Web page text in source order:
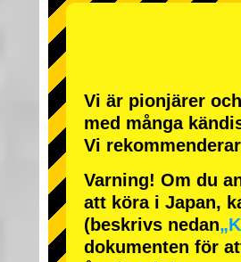
Vi är pionjärer
med många
Vi
Varning! Om du
att köra i Japan,
(beskrivs nedan
dokumenten för